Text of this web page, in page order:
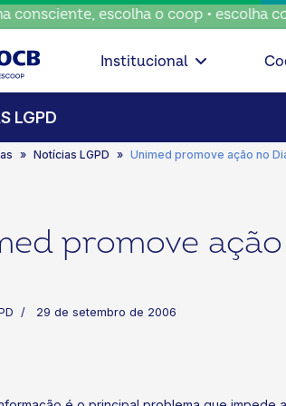
escolha o coop • escolha
Institucional
LGPD
Notícias LGPD Unimed promove ação no
promove
29 de setembro de 2006